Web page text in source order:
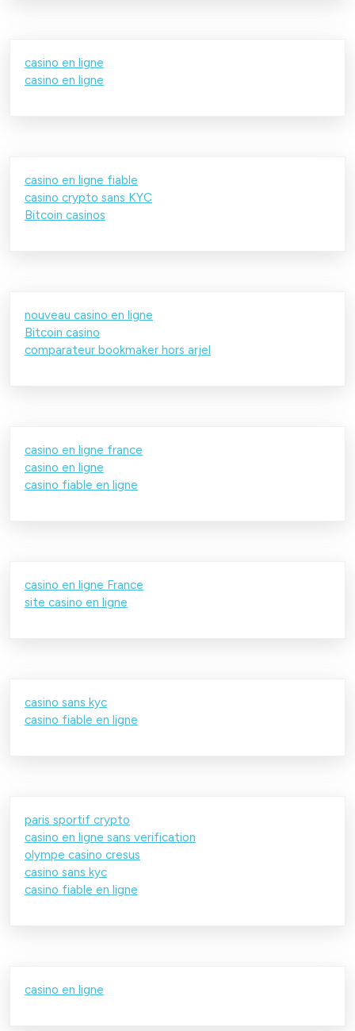
casino en ligne
casino en ligne
casino en ligne fiable
casino crypto sans KYC
Bitcoin casinos
nouveau casino en ligne
Bitcoin casino
comparateur bookmaker hors arjel
casino en ligne france
casino en ligne
casino fiable en ligne
casino en ligne France
site casino en ligne
casino sans kyc
casino fiable en ligne
paris sportif crypto
casino en ligne sans verification
olympe casino cresus
casino sans kyc
casino fiable en ligne
casino en ligne